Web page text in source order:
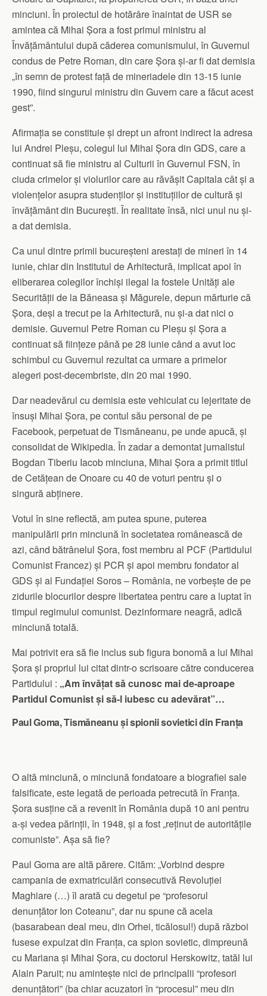
minciuni. În proiectul de hotărâre înaintat de USR se
amintea că Mihai Șora a fost primul ministru al
Învățământului după căderea comunismului, în Guvernul
condus de Petre Roman, din care Șora și-ar fi dat demisia
„în semn de protest față de mineriadele din 13-15 iunie
1990, fiind singurul ministru din Guvern care a făcut acest
gest”.
Afirmația se constituie și drept un afront indirect la adresa
lui Andrei Pleșu, colegul lui Mihai Șora din GDS, care a
continuat să fie ministru al Culturii în Guvernul FSN, în
ciuda crimelor și violurilor care au răvășit Capitala cât și a
violențelor asupra studenților și instituțiilor de cultură și
învățământ din București. În realitate însă, nici unul nu și-
a dat demisia.
Ca unul dintre primii bucureșteni arestați de mineri în 14
iunie, chiar din Institutul de Arhitectură, implicat apoi în
eliberarea colegilor închiși ilegal la fostele Unități ale
Securității de la Băneasa și Măgurele, depun mărturie că
Șora, deși a trecut pe la Arhitectură, nu și-a dat nici o
demisie. Guvernul Petre Roman cu Pleșu și Șora a
continuat să ființeze până pe 28 iunie când a avut loc
schimbul cu Guvernul rezultat ca urmare a primelor
alegeri post-decembriste, din 20 mai 1990.
Dar neadevărul cu demisia este vehiculat cu lejeritate de
însuși Mihai Șora, pe contul său personal de pe
Facebook, perpetuat de Tismăneanu, pe unde apucă, și
consolidat de Wikipedia. În zadar a demontat jurnalistul
Bogdan Tiberiu Iacob minciuna, Mihai Șora a primit titlul
de Cetățean de Onoare cu 40 de voturi pentru și o
singură abținere.
Votul în sine reflectă, am putea spune, puterea
manipulării prin minciună în societatea românească de
azi, când bătrânelul Șora, fost membru al PCF (Partidului
Comunist Francez) și PCR și apoi membru fondator al
GDS și al Fundației Soros – România, ne vorbește de pe
zidurile blocurilor despre libertatea pentru care a luptat în
timpul regimului comunist. Dezinformare neagră, adică
minciună totală.
Mai potrivit era să fie inclus sub figura bonomă a lui Mihai
Șora și propriul lui citat dintr-o scrisoare către conducerea
Partidului : „Am învățat să cunosc mai de-aproape
Partidul Comunist și să-l iubesc cu adevărat”…
Paul Goma, Tismăneanu și spionii sovietici din Franța
O altă minciună, o minciună fondatoare a biografiei sale
falsificate, este legată de perioada petrecută în Franța.
Șora susține că a revenit în România după 10 ani pentru
a-și vedea părinții, în 1948, și a fost „reținut de autoritățile
comuniste”. Așa să fie?
Paul Goma are altă părere. Cităm: „Vorbind despre
campania de exmatriculări consecutivă Revoluției
Maghiare (…) îl arată cu degetul pe “profesorul
denunțător Ion Coteanu”, dar nu spune că acela
(basarabean deal meu, din Orhei, ticălosul!) după război
fusese expulzat din Franța, ca spion sovietic, dimpreună
cu Mariana și Mihai Șora, cu doctorul Herskowitz, tatăl lui
Alain Paruit; nu amintește nici de principalii “profesori
denunțători” (ba chiar acuzatori în “procesul” meu din